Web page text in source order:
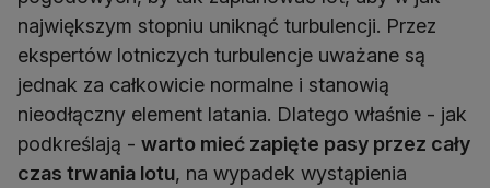
największym stopniu uniknąć turbulencji. Przez
ekspertów lotniczych turbulencje uważane są
jednak za całkowicie normalne i stanowią
nieodłączny element latania. Dlatego właśnie - jak
podkreślają - warto mieć zapięte pasy przez cały
czas trwania lotu, na wypadek wystąpienia